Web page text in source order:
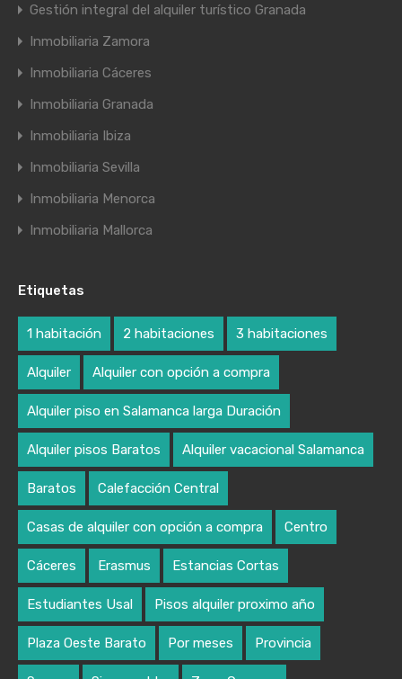
Gestión integral del alquiler turístico Granada
Inmobiliaria Zamora
Inmobiliaria Cáceres
Inmobiliaria Granada
Inmobiliaria Ibiza
Inmobiliaria Sevilla
Inmobiliaria Menorca
Inmobiliaria Mallorca
Etiquetas
1 habitación 2 habitaciones 3 habitaciones
Alquiler Alquiler con opción a compra
Alquiler piso en Salamanca larga Duración
Alquiler pisos Baratos Alquiler vacacional Salamanca
Baratos Calefacción Central
Casas de alquiler con opción a compra Centro
Cáceres Erasmus Estancias Cortas
Estudiantes Usal Pisos alquiler proximo año
Plaza Oeste Barato Por meses Provincia